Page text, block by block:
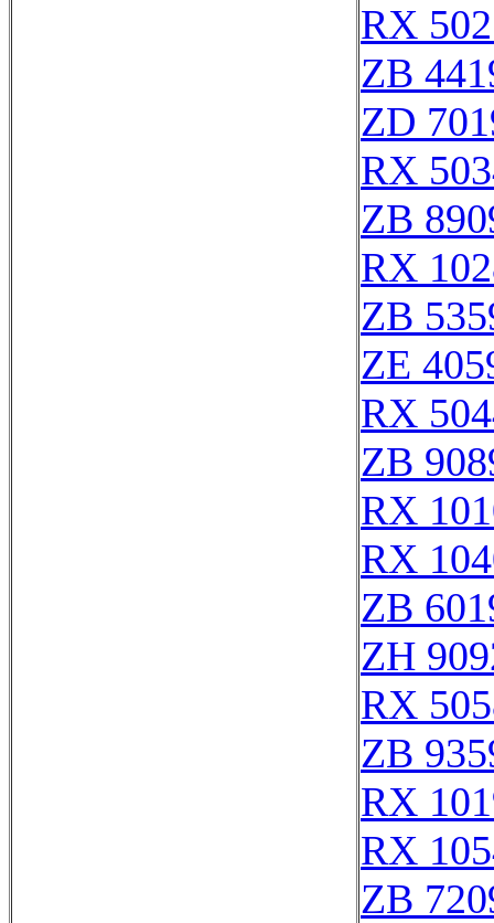
RX
ZB
ZD
RX
ZB
RX
ZB
ZE
RX
ZB
RX
RX
ZB
ZH
RX
ZB
RX
RX
ZB